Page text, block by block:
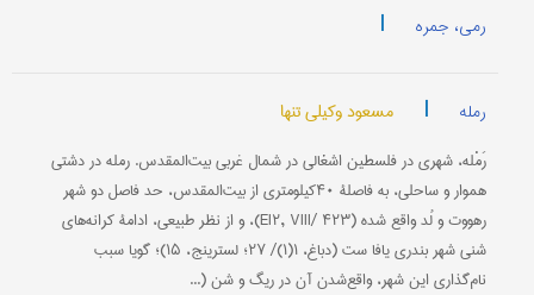
رمی، جمره |
رمله | مسعود وکیلی تنها
رَمْله، شهری در فلسطین اشغالی در شمال غربی بیت‌المقدس. رمله در دشتی
هموار و ساحلی، به فاصلۀ ۴۰کیلومتری از بیت‌المقدس، حد فاصل دو شهر
رهووت و لُد واقع شده (EI۲, VIII/ ۴۲۳)، و از نظر طبیعی، ادامۀ کرانه‌های
شنی شهر بندری یافا ست (دباغ، ۱(۱)/ ۲۷؛ لسترینج، ۱۵)؛ گویا سبب
نام‌گذاری این شهر، واقع‌شدن آن در ریگ و شن (...